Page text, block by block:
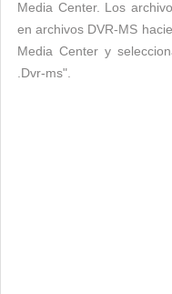
Media Center. Los
en archivos DVR-MS
Media Center y
.Dvr-ms".